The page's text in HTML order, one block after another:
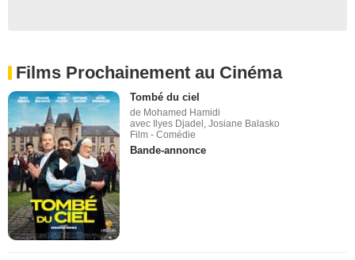
Films Prochainement au Cinéma
Tombé du ciel
de Mohamed Hamidi
avec Ilyes Djadel, Josiane Balasko
Film - Comédie
Bande-annonce